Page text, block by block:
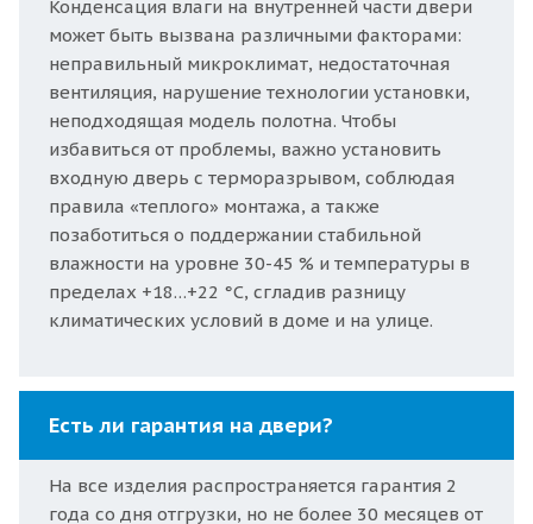
Конденсация влаги на внутренней части двери
может быть вызвана различными факторами:
неправильный микроклимат, недостаточная
вентиляция, нарушение технологии установки,
неподходящая модель полотна. Чтобы
избавиться от проблемы, важно установить
входную дверь с терморазрывом, соблюдая
правила «теплого» монтажа, а также
позаботиться о поддержании стабильной
влажности на уровне 30-45 % и температуры в
пределах +18…+22 °C, сгладив разницу
климатических условий в доме и на улице.
Есть ли гарантия на двери?
На все изделия распространяется гарантия 2
года со дня отгрузки, но не более 30 месяцев от